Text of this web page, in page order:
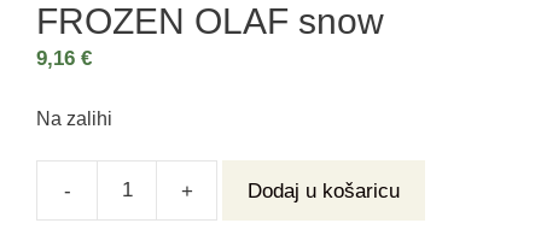
FROZEN OLAF snow
9,16 €
Na zalihi
- + Dodaj u košaricu